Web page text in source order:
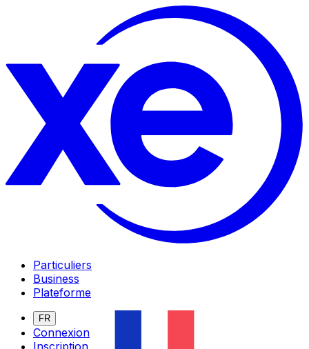
Particuliers
Business
Plateforme
FR
Connexion